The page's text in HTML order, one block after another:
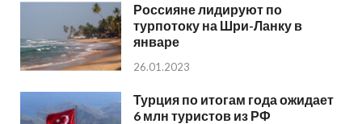
Россияне лидируют по
турпотоку на Шри-Ланку в
январе
26.01.2023
Турция по итогам года ожидает
6 млн туристов из РФ